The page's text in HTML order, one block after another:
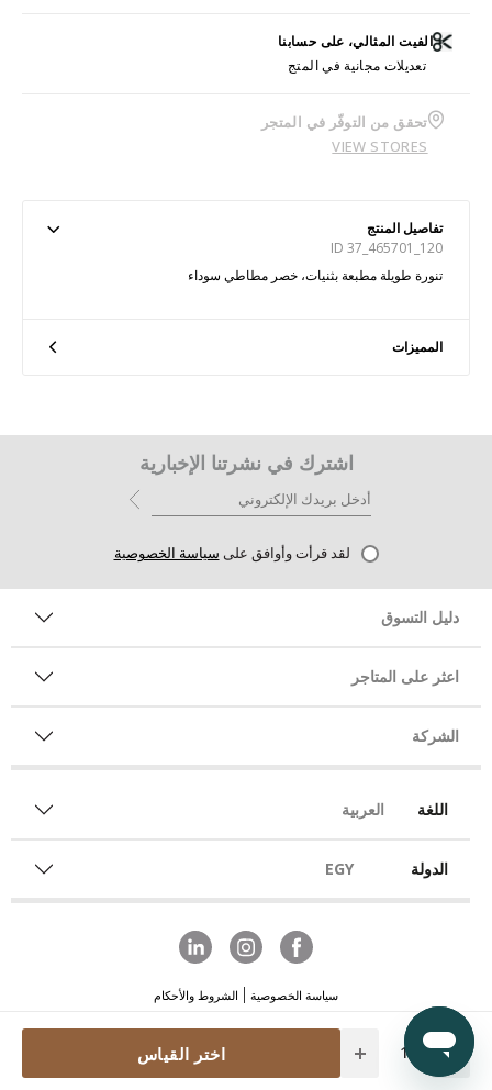
Quantity
اختر القياس
الفيت المثالي، على حسابنا
تعديلات مجانية في المتج
تحقق من التوفّر في المتجر
VIEW STORES
تفاصيل المنتج
ID 37_465701_120
تنورة طويلة مطبعة بثنيات، خصر مطاطي سوداء
المميزات
اشترك في نشرتنا الإخبارية
لقد قرأت وأوافق على سياسة الخصوصية
دليل التسوق
اعثر على المتاجر
الشركة
اللغة العربية
الدولة EGY
سياسة الخصوصية الشروط والأحكام